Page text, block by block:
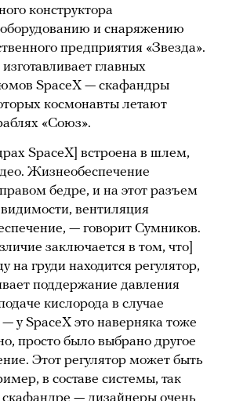
конструктора
и снаряжению
предприятия «Звезда».
главных
SpaceX — скафандры
космонавты летают
«Союз».
SpaceX] встроена в шлем,
Жизнеобеспечение
бедре, и на этот разъем
вентиляция
— говорит Сумников.
заключается в том, что]
на груди находится регулятор,
поддержание давления
кислорода в случае
у SpaceX это наверняка тоже
просто было выбрано другое
Этот регулятор может быть
в составе системы, так